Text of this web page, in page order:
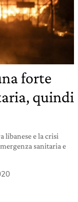
forte
quindi
libanese e la crisi
sanitaria e